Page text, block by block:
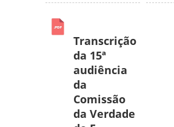
Transcrição
da 15ª
audiência
da
Comissão
da Verdade